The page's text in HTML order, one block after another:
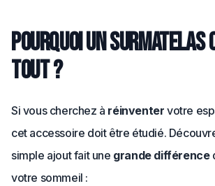
Pourquoi un surmatelas
tout ?
Si vous cherchez à réinventer votre
cet accessoire doit être étudié.
simple ajout fait une grande différence
votre sommeil :